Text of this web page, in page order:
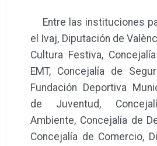
Entre las instituciones
el Ivaj, Diputación de
Cultura Festiva,
EMT, Concejalía de
Fundación Deportiva
de Juventud,
Ambiente, Concejalía de
Concejalía de Comercio,